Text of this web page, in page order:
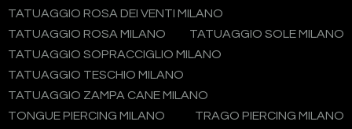
TATUAGGIO ROSA DEI VENTI MILANO
TATUAGGIO ROSA MILANO
TATUAGGIO SOLE MILANO
TATUAGGIO SOPRACCIGLIO MILANO
TATUAGGIO TESCHIO MILANO
TATUAGGIO ZAMPA CANE MILANO
TONGUE PIERCING MILANO
TRAGO PIERCING MILANO